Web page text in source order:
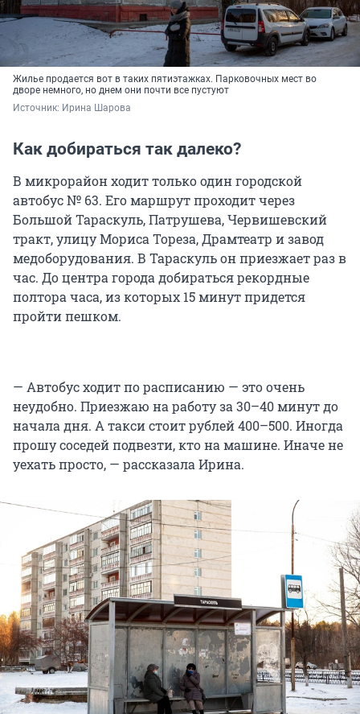
Жилье продается вот в таких пятиэтажках. Парковочных мест во
дворе немного, но днем они почти все пустуют
Источник: Ирина Шарова
Как добираться так далеко?
В микрорайон ходит только один городской
автобус № 63. Его маршрут проходит через
Большой Тараскуль, Патрушева, Червишевский
тракт, улицу Мориса Тореза, Драмтеатр и завод
медоборудования. В Тараскуль он приезжает раз в
час. До центра города добираться рекордные
полтора часа, из которых 15 минут придется
пройти пешком.
— Автобус ходит по расписанию — это очень
неудобно. Приезжаю на работу за 30–40 минут до
начала дня. А такси стоит рублей 400–500. Иногда
прошу соседей подвезти, кто на машине. Иначе не
уехать просто, — рассказала Ирина.